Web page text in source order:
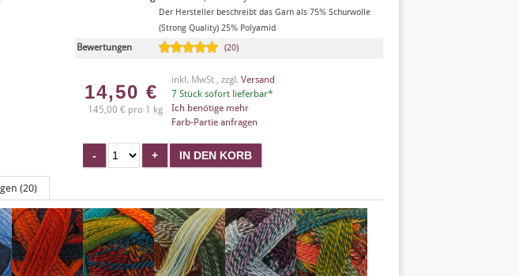
Der Hersteller beschreibt das Garn als 75% Schurwolle
(Strong Quality) 25% Polyamid
Bewertungen (20)
14,50 €
145,00 € pro 1 kg
inkl. MwSt , zzgl. Versand
7 Stück sofort lieferbar*
Ich benötige mehr
Farb-Partie anfragen
(20)